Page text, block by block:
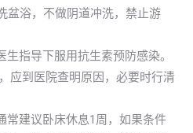
盆浴，不做阴道冲洗，禁止游
指导下服用抗生素预防感染。
应到医院查明原因，必要时行清
常建议卧床休息1周，如果条件